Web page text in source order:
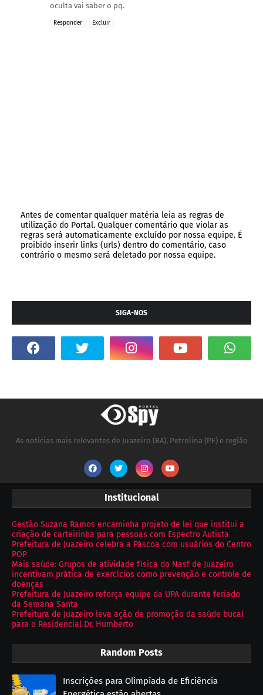
oculta vai saber o pq.
Responder Excluir
Antes de comentar qualquer matéria leia as regras de
utilização do Portal. Qualquer comentário que violar as
regras será automaticamente excluído por nossa equipe. É
proibido inserir links (urls) dentro do comentário, caso
contrário o mesmo será deletado por nossa equipe.
SIGA-NOS
As notícias mais relevantes de Juazeiro (BA), Petrolina (PE) e região
Institucional
Gestão Suzana Ramos encaminha projeto de lei que institui a
criação de carteirinha para pessoas com Espectro Autista
Prefeitura de Juazeiro celebra a Páscoa com usuários do Centro
POP
Mais saúde: Grupos de atividade física do Nasf de Juazeiro
incentivam prática de exercícios como prevenção e controle de
doenças
Prefeitura de Juazeiro reforça equipe da UPA durante feriado
da Semana Santa
Prefeitura de Juazeiro leva ação de promoção da saúde bucal
para o Residencial Dr. Humberto
Random Posts
Inscrições para Olimpíada de Eficiência